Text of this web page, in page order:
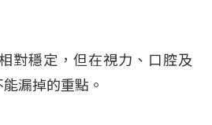
對穩定，但在視力、口腔及
漏掉的重點。